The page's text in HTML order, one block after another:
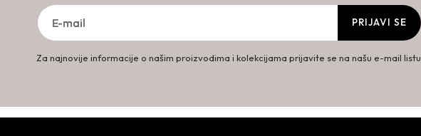
PRIJAVI SE
Za najnovije informacije o našim proizvodima i kolekcijama prijavite se na našu e-mail listu.